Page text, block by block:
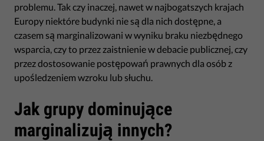
problemu. Tak czy inaczej, nawet w najbogatszych krajach
Europy niektóre budynki nie są dla nich dostępne, a
czasem są marginalizowani w wyniku braku niezbędnego
wsparcia, czy to przez zaistnienie w debacie publicznej, czy
przez dostosowanie postępowań prawnych dla osób z
upośledzeniem wzroku lub słuchu.
Jak grupy dominujące
marginalizują innych?